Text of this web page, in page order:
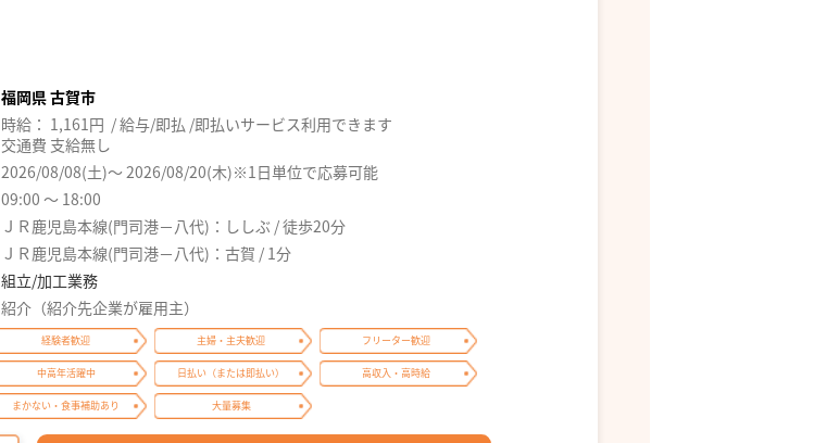
福岡県 古賀市
時給： 1,161円 / 給与/即払 /即払いサービス利用できます
交通費 支給無し
2026/08/08(土)～ 2026/08/20(木)※1日単位で応募可能
09:00 ～ 18:00
ＪＲ鹿児島本線(門司港－八代)：ししぶ / 徒歩20分
ＪＲ鹿児島本線(門司港－八代)：古賀 / 1分
組立/加工業務
紹介（紹介先企業が雇用主）
経験者歓迎 主婦・主夫歓迎 フリーター歓迎
中高年活躍中 日払い（または即払い） 高収入・高時給
まかない・食事補助あり 大量募集